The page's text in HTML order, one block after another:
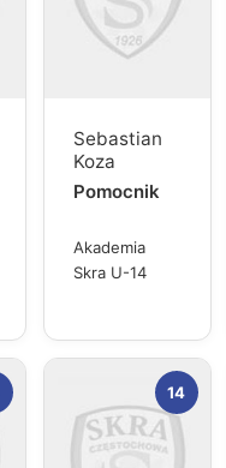
Sebastian
Koza
Pomocnik
Akademia
Skra U-14
14